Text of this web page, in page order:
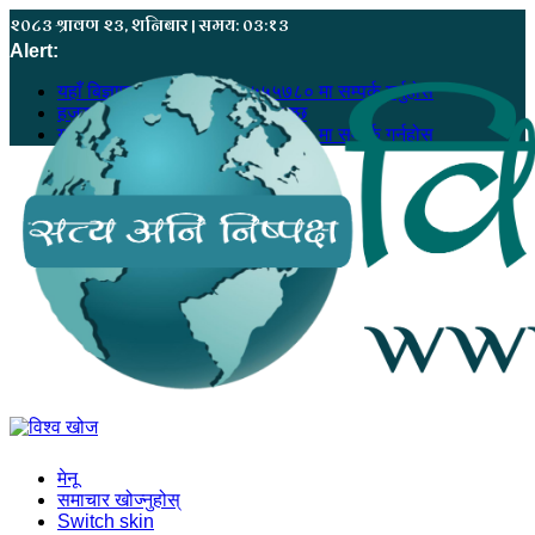
२०८३ श्रावण २३, शनिबार | समय: ०३:१३
Alert:
यहाँ बिज्ञापन गर्नु परेमा ९८६८५५५७८० मा सम्पर्क गर्नुहोस
हजुरको सूचना, हाम्रो खबर बन्न सक्छ
यहाँ बिज्ञापन गर्नु परेमा ९८६८५५५७८० मा सम्पर्क गर्नुहोस
मेनू
समाचार खोज्नुहोस्
Switch skin